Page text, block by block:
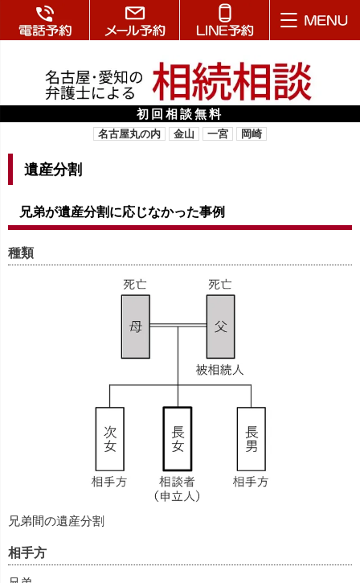
初回相談無料
名古屋丸の内 金山 一宮 岡崎
遺産分割
兄弟が遺産分割に応じなかった事例
種類
兄弟間の遺産分割
相手方